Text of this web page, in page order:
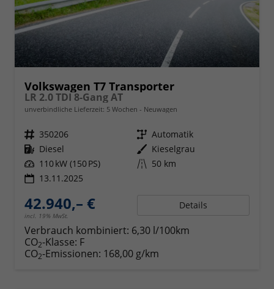
Volkswagen T7 Transporter
LR 2.0 TDI 8-Gang AT
unverbindliche Lieferzeit: 5 Wochen Neuwagen
Fahrzeugnr. 350206 Getriebe Automatik
Kraftstoff Diesel Außenfarbe Kieselgrau
Leistung 110 kW (150 PS) Kilometerstand 50 km
13.11.2025
42.940,– €
incl. 19% MwSt.
Details
Verbrauch kombiniert: 6,30 l/100km
CO2-Klasse: F
CO2-Emissionen: 168,00 g/km